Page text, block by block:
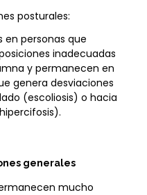
posturales:
en personas que
inadecuadas
y permanecen en
genera desviaciones
(escoliosis) o hacia
generales
mucho